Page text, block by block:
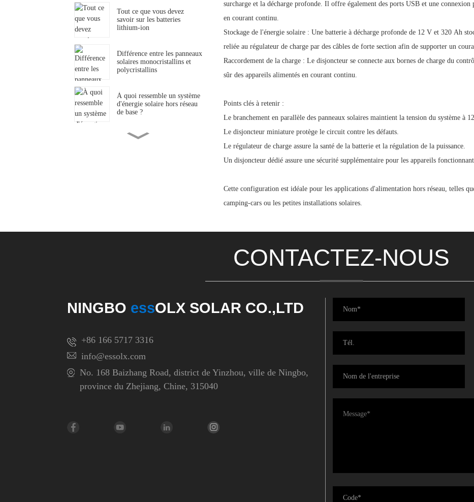
Tout ce que vous devez
savoir sur les batteries
lithium-ion
Différence entre les panneaux
solaires monocristallins et
polycristallins
À quoi ressemble un système
d'énergie solaire hors réseau
de base ?
Un système solaire hybride
surcharge et la décharge profonde. Il offre également des ports USB et une
en courant continu.
Stockage de l'énergie solaire : Une batterie à décharge profonde de 12 V et 320 Ah
reliée au régulateur de charge par des câbles de forte section afin de supporter un
Raccordement de la charge : Le disjoncteur se connecte aux bornes de charge du
sûr des appareils alimentés en courant continu.
Points clés à retenir :
Le branchement en parallèle des panneaux solaires maintient la tension du système à
Le disjoncteur miniature protège le circuit contre les défauts.
Le régulateur de charge assure la santé de la batterie et la régulation de la puissance.
Un disjoncteur dédié assure une sécurité supplémentaire pour les appareils
Cette configuration est idéale pour les applications d'alimentation hors réseau, telles
camping-cars ou les petites installations solaires.
CONTACTEZ-NOUS
NINGBO essOLX SOLAR CO.,LTD
+86 166 5717 3316
info@essolx.com
No. 168 Baizhang Road, district de Yinzhou, ville de Ningbo,
province du Zhejiang, Chine, 315040